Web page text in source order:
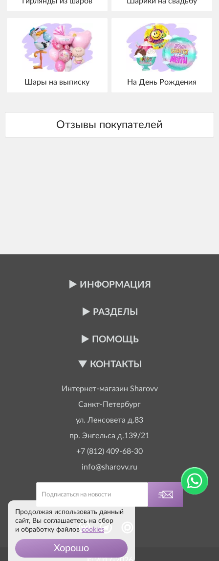
Шары на выписку На День Рождения
ИНФОРМАЦИЯ
РАЗДЕЛЫ
ПОМОЩЬ
КОНТАКТЫ
Интернет-магазин Sharovv
Санкт-Петербург
ул. Ленсовета д.83
пр. Энгельса д.139/21
+7 (812) 409-68-30
info@sharovv.ru
Продолжая использовать данный
сайт, Вы соглашаетесь на сбор
и обработку файлов cookies
Хорошо